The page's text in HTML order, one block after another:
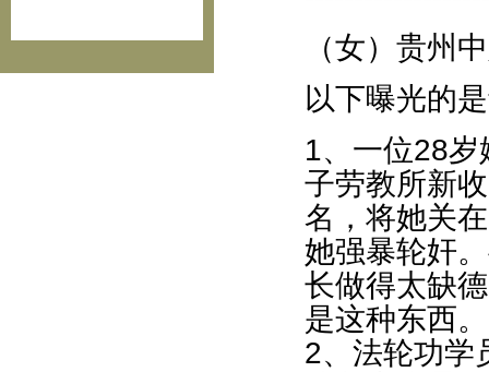
（女）贵州
以下曝光的
1、一位28
子劳教所新
名，将她关
她强暴轮奸
长做得太缺
是这种东西。
2、法轮功学